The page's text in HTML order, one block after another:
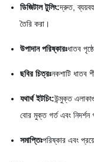
ডিজিটাল টুলিং:দ্রুত,
তৈরি করা।
উপাদান পরিষ্কারঃধাতব
ছবির চিত্রঃনকশাটি ধাতব
যথার্থ ইটচিং:উন্মুক্ত
বোর মুক্ত গর্ত এবং নিদর্শন
সমাপ্তিঃপরিষ্কার এবং